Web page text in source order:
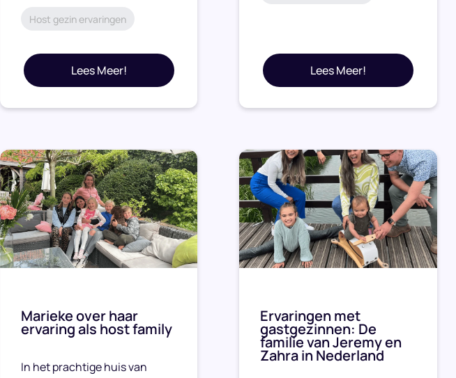
Host gezin ervaringen
Lees Meer! Lees Meer!
Marieke over haar
ervaring als host family
In het prachtige huis van
Ervaringen met
gastgezinnen: De
familie van Jeremy en
Zahra in Nederland